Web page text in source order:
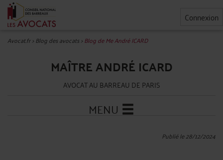
Connexion
Avocat.fr>Blog des avocats>Blog de Me André ICARD
MAÎTRE ANDRÉ ICARD
AVOCAT AU BARREAU DE PARIS
MENU
Publié le 28/12/2024